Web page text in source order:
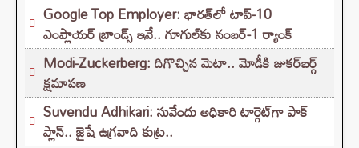
Google Top Employer: భారత్‌లో టాప్-10
ఎంప్లాయర్ బ్రాండ్స్ ఇవే.. గూగుల్‌కు నంబర్-1 ర్యాంక్
Modi-Zuckerberg: దిగొచ్చిన మెటా.. మోడీకి జుకర్‌బర్గ్
క్షమాపణ
Suvendu Adhikari: సువేందు అధికారి టార్గెట్‌గా పాక్
ప్లాన్.. జైషే ఉగ్రవాది కుట్ర..